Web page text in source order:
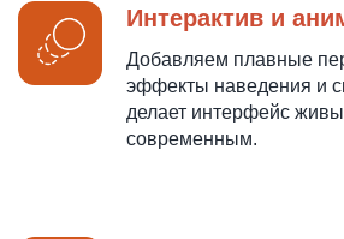
Интерактив и
Добавляем плавные
эффекты наведения и
делает интерфейс
современным.